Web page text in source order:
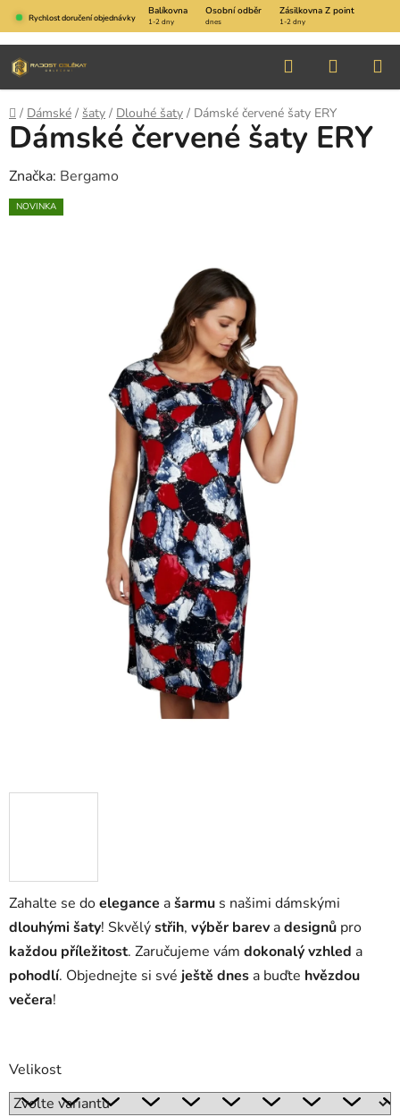
Přejít
na
obsah
Rychlost doručení objednávky
Balíkovna Osobní odběr Zásilkovna Z point
1-2 dny dnes 1-2 dny
Hledat
KOŠÍK
Domů
/ Dámské / šaty / Dlouhé šaty / Dámské červené šaty ERY
Zahalte se doelegance ašarmu s našimi dámskými
dlouhými šaty! Skvělýstřih, výběr barev adesignů pro
každou příležitost. Zaručujeme vám dokonalý vzhled a
pohodlí. Objednejte si své ještě dnes a buďte hvězdou
večera!
Velikost
Dámské červené šaty ERY
Značka: Bergamo
NOVINKA